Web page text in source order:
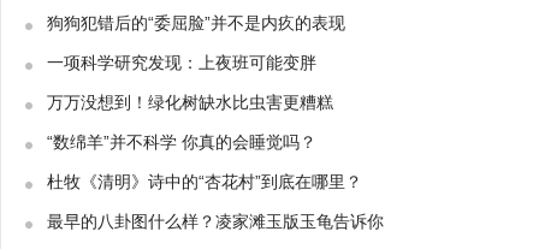
狗狗犯错后的“委屈脸”并不是内疚的表现
一项科学研究发现：上夜班可能变胖
万万没想到！绿化树缺水比虫害更糟糕
“数绵羊”并不科学 你真的会睡觉吗？
杜牧《清明》诗中的“杏花村”到底在哪里？
最早的八卦图什么样？凌家滩玉版玉龟告诉你